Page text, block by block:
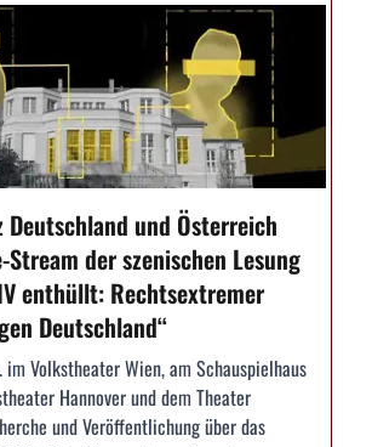
Deutschland und Österreich
Stream der szenischen Lesung
enthüllt: Rechtsextremer
Deutschland“
Volkstheater Wien, am Schauspielhaus
Hannover und dem Theater
und Veröffentlichung über das